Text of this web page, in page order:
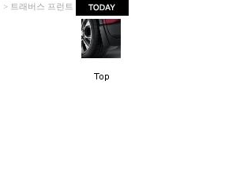
> 트래버스 프런트 머드가드